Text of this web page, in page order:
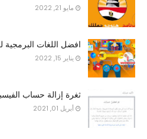
مايو 21, 2022
افضل اللغات البرمجية
يناير 15, 2022
ثغرة إزالة حساب
أبريل 01, 2021